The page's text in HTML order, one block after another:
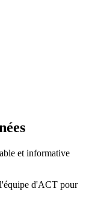
et informative
d'ACT pour